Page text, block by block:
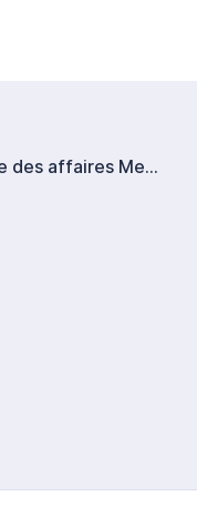
Guide des affaires Mexique